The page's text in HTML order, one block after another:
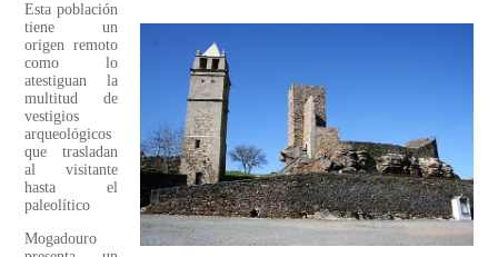
Esta población
tiene un
origen remoto
como lo
atestiguan la
multitud de
vestigios
arqueológicos
que trasladan
al visitante
hasta el
paleolítico
Mogadouro